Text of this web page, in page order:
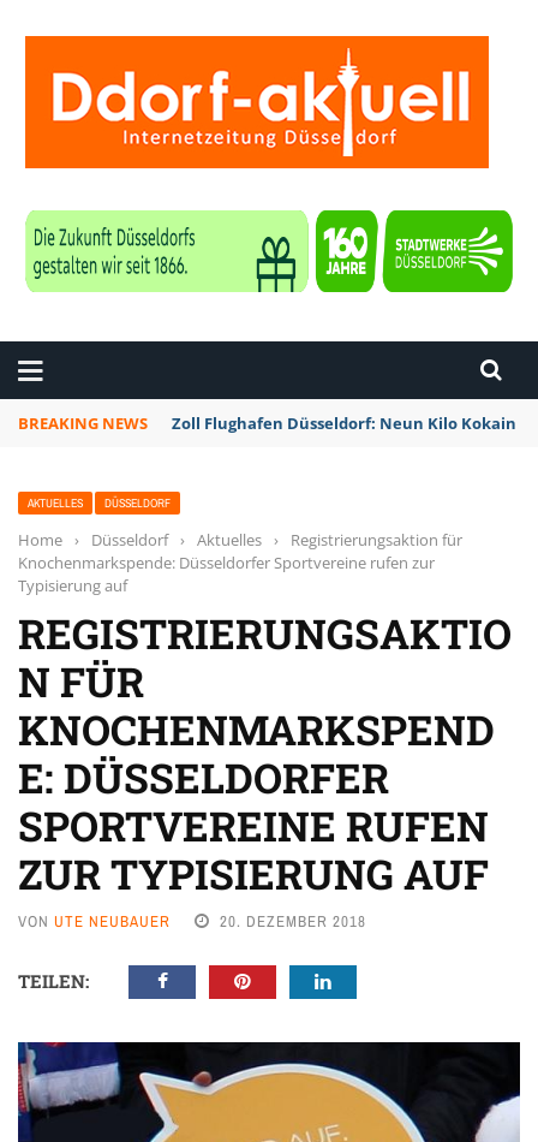
BREAKING NEWS Zoll Flughafen Düsseldorf: Neun Kilo Kokain
AKTUELLES DÜSSELDORF
Home › Düsseldorf › Aktuelles ›
Registrierungsaktion für
Knochenmarkspende: Düsseldorfer Sportvereine rufen zur
Typisierung auf
REGISTRIERUNGSAKTIO
N FÜR
KNOCHENMARKSPEND
E: DÜSSELDORFER
SPORTVEREINE RUFEN
ZUR TYPISIERUNG AUF
VON UTE NEUBAUER 20. DEZEMBER 2018
TEILEN: